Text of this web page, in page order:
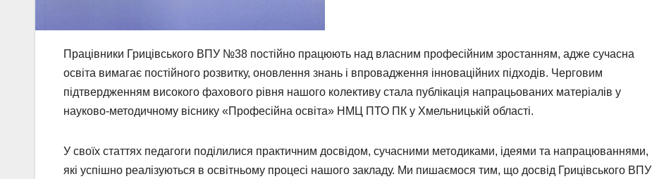
Працівники Грицівського ВПУ №38 постійно працюють над власним професійним зростанням, адже сучасна
освіта вимагає постійного розвитку, оновлення знань і впровадження інноваційних підходів. Черговим
підтвердженням високого фахового рівня нашого колективу стала публікація напрацьованих матеріалів у
науково-методичному віснику «Професійна освіта» НМЦ ПТО ПК у Хмельницькій області.
У своїх статтях педагоги поділилися практичним досвідом, сучасними методиками, ідеями та напрацюваннями,
які успішно реалізуються в освітньому процесі нашого закладу. Ми пишаємося тим, що досвід Грицівського ВПУ